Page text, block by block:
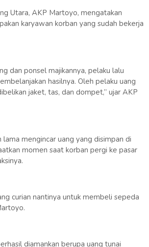
Utara, AKP Martoyo, mengatakan
karyawan korban yang sudah bekerja
dan ponsel majikannya, pelaku lalu
hasilnya. Oleh pelaku uang
jaket, tas, dan dompet,” ujar AKP
lama mengincar uang yang disimpan di
momen saat korban pergi ke pasar
curian nantinya untuk membeli sepeda
diamankan berupa uang tunai